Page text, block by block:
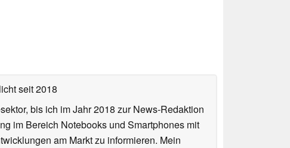
seit 2018
bis ich im Jahr 2018 zur News-Redaktion
im Bereich Notebooks und Smartphones mit
am Markt zu informieren. Mein